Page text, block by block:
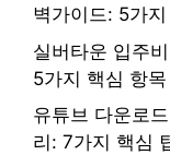
벽가이드: 5가
실버타운 입주
5가지 핵심 항
유튜브 다운로
리: 7가지 핵심